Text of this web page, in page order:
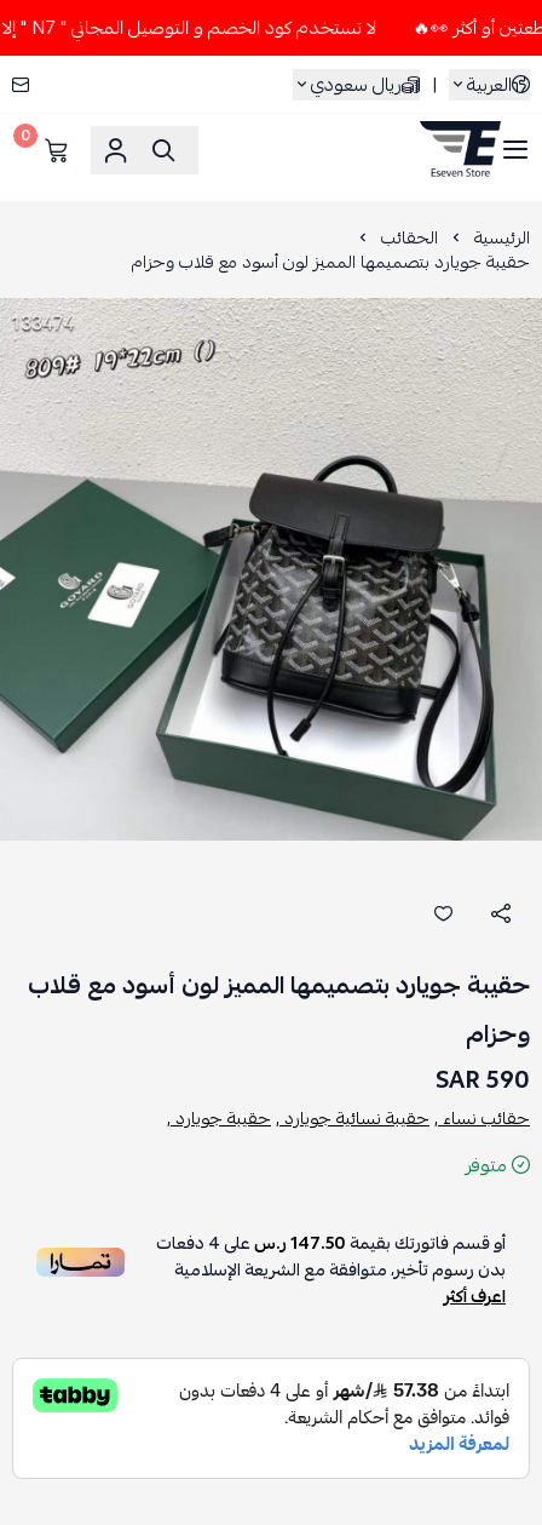
لا تستخدم كود الخصم و التوصيل المجاني " N7 " إلا إذا طلبت قطعتين أو أكثر 👀🔥
العربية
| ريال سعودي
ESEVEN STORE
0
الرئيسية الحقائب
حقيبة جويارد بتصميمها المميز لون أسود مع قلاب وحزام
حقيبة جويارد بتصميمها المميز لون أسود مع قلاب
وحزام
590 SAR
حقائب نساء ,حقيبة نسائية جويارد ,حقيبة جويارد ,
متوفر
أو قسم فاتورتك بقيمة147.50 ر.س على4دفعات
بدون رسوم تأخير، متوافقة مع الشريعة الإسلامية
اعرف أكثر